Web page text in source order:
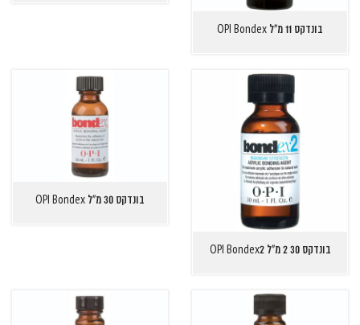
בונדקס 11 מ"ל OPI Bondex
בונדקס 30 2 מ"ל OPI Bondex2
בונדקס 30 מ"ל OPI Bondex